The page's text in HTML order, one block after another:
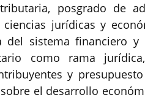
posgrado de
jurídicas y
del sistema financiero y
como rama
y
el desarrollo